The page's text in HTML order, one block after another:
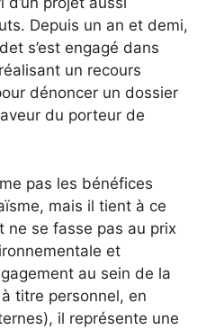
Depuis un an et demi,
s’est engagé dans
un recours
dénoncer un dossier
du porteur de
pas les bénéfices
mais il tient à ce
ne se fasse pas au prix
et
au sein de la
titre personnel, en
il représente une